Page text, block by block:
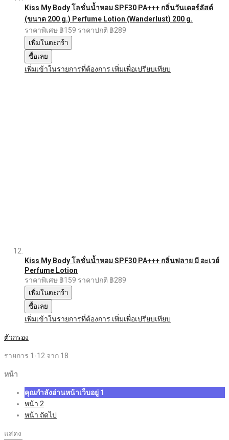
Kiss My Body โลชั่นน้ำหอม SPF30 PA+++ กลิ่นวันเดอร์ลัสต์
(ขนาด 200 g.) Perfume Lotion (Wanderlust) 200 g.
ราคาพิเศษ ฿159 ราคาปกติ ฿289
เพิ่มในตะกร้า
ซื้อเลย
เพิ่มเข้าในรายการที่ต้องการ เพิ่มเพื่อเปรียบเทียบ
Kiss My Body โลชั่นน้ำหอม SPF30 PA+++ กลิ่นฟลาย มี อะเวย์
Perfume Lotion
ราคาพิเศษ ฿159 ราคาปกติ ฿289
เพิ่มในตะกร้า
ซื้อเลย
เพิ่มเข้าในรายการที่ต้องการ เพิ่มเพื่อเปรียบเทียบ
ตัวกรอง
รายการ 1 -12 จาก 18
หน้า
คุณกำลังอ่านหน้าเว็บอยู่ 1
หน้า 2
หน้า ถัดไป
แสดง